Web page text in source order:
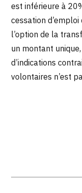
est inférieure à
cessation
l’option de la
un montant
d’indications
volontaires n’est